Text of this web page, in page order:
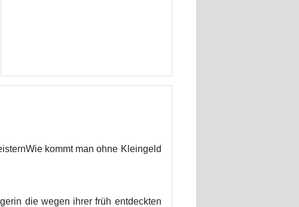
kommt man ohne Kleingeld
die wegen ihrer früh entdeckten